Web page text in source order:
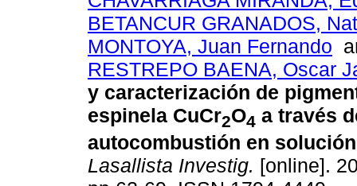
BETANCUR GRANADOS,
MONTOYA, Juan Fernando
RESTREPO BAENA, Oscar
y caracterización de
espinela CuCr2O4 a través
autocombustión en solución
Lasallista Investig. [online].